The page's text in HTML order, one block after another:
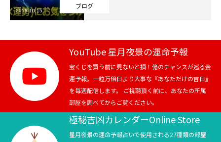
芸能界
テニス
スポーツ
競馬
ブログ
2018.10.15
YouTube 星月夜景の運命予報
宝くじを買う前に見ないと損！億のチャンスが巡る金
運予報。一粒万倍日より大事な『あなただけの吉日』
を毎週配信します。 ご視聴頂く前に、あなたの所属
部屋を調べてからご覧ください。
極秘吉凶カレンダーOnline Store
星月夜景の運命予報占いで使用される27種類の部屋